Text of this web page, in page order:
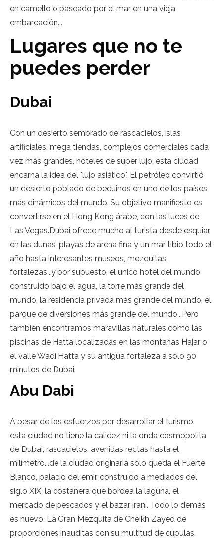
en camello o paseado por el mar en una vieja
embarcación...
Lugares que no te
puedes perder
Dubai
Con un desierto sembrado de rascacielos, islas
artificiales, mega tiendas, complejos comerciales cada
vez más grandes, hoteles de súper lujo, esta ciudad
encarna la idea del "lujo asiático". El petróleo convirtió
un desierto poblado de beduinos en uno de los países
más dinámicos del mundo. Su objetivo manifiesto es
convertirse en el Hong Kong árabe, con las luces de
Las Vegas.Dubai ofrece mucho al turista desde esquiar
en las dunas, playas de arena fina y un mar tibio todo el
año hasta interesantes museos, mezquitas,
fortalezas...y por supuesto, el único hotel del mundo
construido bajo el agua, la torre más grande del
mundo, la residencia privada más grande del mundo, el
parque de diversiones más grande del mundo...Pero
también encontramos maravillas naturales como las
piscinas de Hatta localizadas en las montañas Hajar o
el valle Wadi Hatta y su antigua fortaleza a sólo 90
minutos de Dubai.
Abu Dabi
A pesar de los esfuerzos por desarrollar el turismo,
esta ciudad no tiene la calidez ni la onda cosmopolita
de Dubai, rascacielos, avenidas rectas hasta el
milímetro...de la ciudad originaria sólo queda el Fuerte
Blanco, palacio del emir, construido a mediados del
siglo XIX, la costanera que bordea la laguna, el
mercado de pescados y el bazar iraní. Todo lo demás
es nuevo. La Gran Mezquita de Cheikh Zayed de
proporciones inauditas con su multitud de cúpulas,